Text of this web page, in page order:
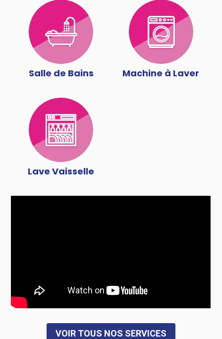
Salle de Bains Machine à Laver
Lave Vaisselle
VOIR TOUS NOS SERVICES